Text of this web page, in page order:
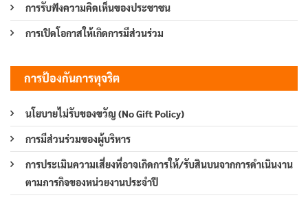
การรับฟังความคิดเห็นของประชาชน
การเปิดโอกาสให้เกิดการมีส่วนร่วม
การป้องกันการทุจริต
นโยบายไม่รับของขวัญ (No Gift Policy)
การมีส่วนร่วมของผู้บริหาร
การประเมินความเสี่ยงที่อาจเกิดการให้/รับสินบนจากการดำเนินงาน
ตามภารกิจของหน่วยงานประจำปี